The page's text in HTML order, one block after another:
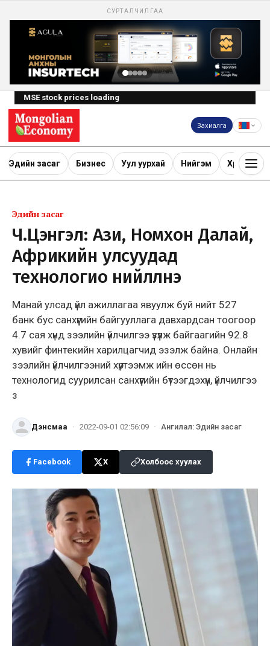
СУРТАЛЧИЛГАА
MSE stock prices loading
Захиалга
Эдийн засаг Бизнес Уул уурхай Нийгэм Хөрөнгө
Эдийн засаг
Ч.Цэнгэл: Ази, Номхон Далай,
Африкийн улсуудад
технологио нийлүүлнэ
Манай улсад үйл ажиллагаа явуулж буй нийт 527
банк бус санхүүгийн байгууллага давхардсан тоогоор
4.7 сая хүнд зээлийн үйлчилгээ үзүүлж байгаагийн 92.8
хувийг финтекийн харилцагчид эзэлж байна. Онлайн
зээлийн үйлчилгээний хүртээмж ийн өссөн нь
технологид суурилсан санхүүгийн бүтээгдэхүүн, үйлчилгээ
з
Дэнсмаа · 2022-09-01 02:56:09 · Ангилал: Эдийн засаг
Facebook X Холбоос хуулах